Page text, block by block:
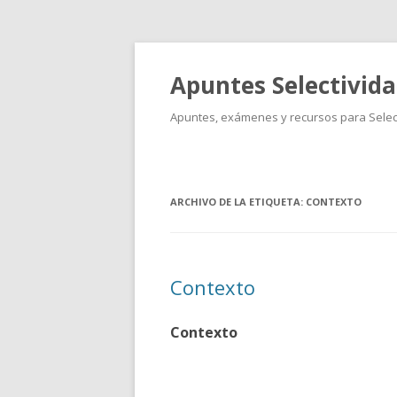
Apuntes
Apuntes, exámenes y recursos para
ARCHIVO DE LA ETIQUETA: CONTEXTO
Contexto
Contexto